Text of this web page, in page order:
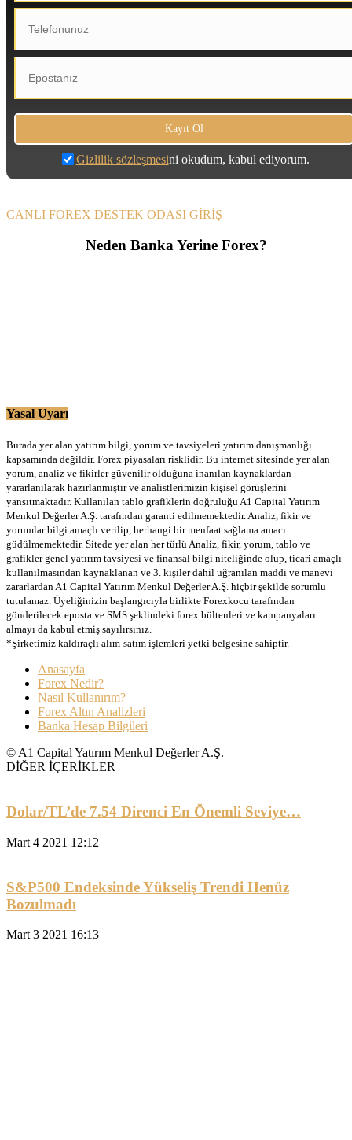
Gizlilik sözleşmesini okudum, kabul ediyorum.
CANLI FOREX DESTEK ODASI GİRİŞ
Neden Banka Yerine Forex?
Yasal Uyarı
Burada yer alan yatırım bilgi, yorum ve tavsiyeleri yatırım danışmanlığı
kapsamında değildir. Forex piyasaları risklidir. Bu internet sitesinde yer alan
yorum, analiz ve fikirler güvenilir olduğuna inanılan kaynaklardan
yararlanılarak hazırlanmıştır ve analistlerimizin kişisel görüşlerini
yansıtmaktadır. Kullanılan tablo grafiklerin doğruluğu A1 Capital Yatırım
Menkul Değerler A.Ş. tarafından garanti edilmemektedir. Analiz, fikir ve
yorumlar bilgi amaçlı verilip, herhangi bir menfaat sağlama amacı
güdülmemektedir. Sitede yer alan her türlü Analiz, fikir, yorum, tablo ve
grafikler genel yatırım tavsiyesi ve finansal bilgi niteliğinde olup, ticari amaçlı
kullanılmasından kaynaklanan ve 3. kişiler dahil uğranılan maddi ve manevi
zararlardan A1 Capital Yatırım Menkul Değerler A.Ş. hiçbir şekilde sorumlu
tutulamaz. Üyeliğinizin başlangıcıyla birlikte Forexkocu tarafından
gönderilecek eposta ve SMS şeklindeki forex bültenleri ve kampanyaları
almayı da kabul etmiş sayılırsınız.
*Şirketimiz kaldıraçlı alım-satım işlemleri yetki belgesine sahiptir.
Anasayfa
Forex Nedir?
Nasıl Kullanırım?
Forex Altın Analizleri
Banka Hesap Bilgileri
© A1 Capital Yatırım Menkul Değerler A.Ş.
DİĞER İÇERİKLER
Dolar/TL’de 7.54 Direnci En Önemli Seviye…
Mart 4 2021 12:12
S&P500 Endeksinde Yükseliş Trendi Henüz
Bozulmadı
Mart 3 2021 16:13